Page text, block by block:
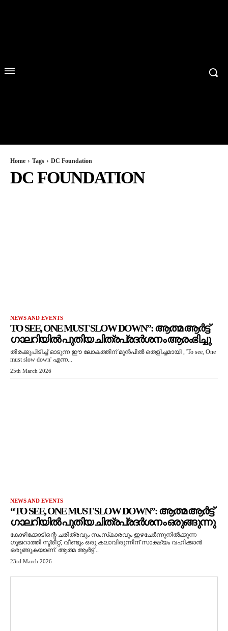
Home Tags DC Foundation
DC FOUNDATION
NEWS AND EVENTS
TO SEE, ONE MUST SLOW DOWN”: ആത്മ ആർട്ട്
ഗാലറിയിൽ പുതിയ ചിത്രപ്രദർശനം ആരംഭിച്ചു
തിരക്കുപിടിച്ച് ഓടുന്ന ഈ ലോകത്തിന് മുൻപിൽ തെളിച്ചമായി , 'To see, One
must slow down' എന്ന...
25th March 2026
NEWS AND EVENTS
“TO SEE, ONE MUST SLOW DOWN”: ആത്മ ആർട്ട്
ഗാലറിയിൽ പുതിയ ചിത്രപ്രദർശനം ഒരുങ്ങുന്നു
കോഴിക്കോടിന്റെ ചരിത്രവും സംസ്‌കാരവും ഇഴചേർന്നുനിൽക്കുന്ന
ഗുജറാത്തി സ്ട്രീറ്റ്, വീണ്ടും ഒരു കലാവിരുന്നിന് സാക്ഷ്യം വഹിക്കാൻ
ഒരുങ്ങുകയാണ്. ആത്മ ആർട്ട്...
23rd March 2026